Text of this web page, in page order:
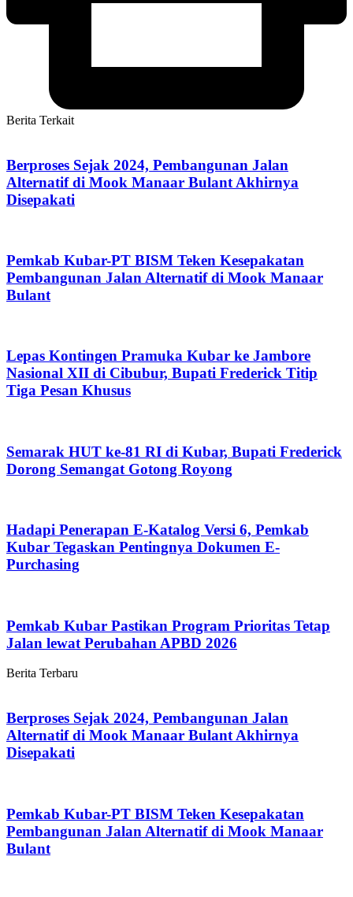
Berita Terkait
Berproses Sejak 2024, Pembangunan Jalan
Alternatif di Mook Manaar Bulant Akhirnya
Disepakati
Pemkab Kubar-PT BISM Teken Kesepakatan
Pembangunan Jalan Alternatif di Mook Manaar
Bulant
Lepas Kontingen Pramuka Kubar ke Jambore
Nasional XII di Cibubur, Bupati Frederick Titip
Tiga Pesan Khusus
Semarak HUT ke-81 RI di Kubar, Bupati Frederick
Dorong Semangat Gotong Royong
Hadapi Penerapan E-Katalog Versi 6, Pemkab
Kubar Tegaskan Pentingnya Dokumen E-
Purchasing
Pemkab Kubar Pastikan Program Prioritas Tetap
Jalan lewat Perubahan APBD 2026
Berita Terbaru
Berproses Sejak 2024, Pembangunan Jalan
Alternatif di Mook Manaar Bulant Akhirnya
Disepakati
Pemkab Kubar-PT BISM Teken Kesepakatan
Pembangunan Jalan Alternatif di Mook Manaar
Bulant